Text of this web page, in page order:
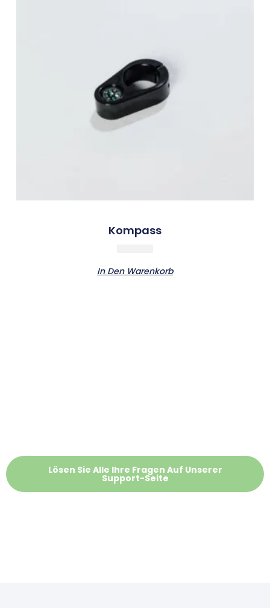
Kompass
In Den Warenkorb
Lösen Sie Alle Ihre Fragen Auf Unserer
Support-Seite